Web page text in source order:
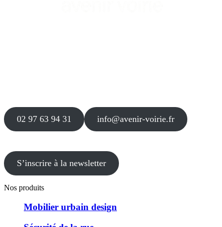
02 97 63 94 31 info@avenir-voirie.fr
S’inscrire à la newsletter
Nos produits
Mobilier urbain design